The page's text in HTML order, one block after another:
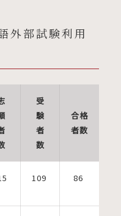
外部試験利用
受
験
者
数
合格
者数
109 86